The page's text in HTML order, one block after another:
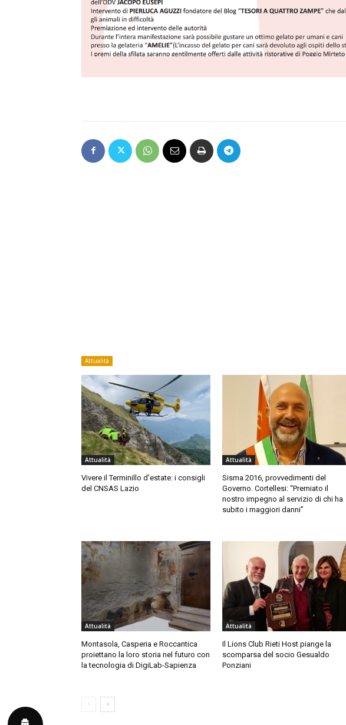
Attualità
Attualità
Vivere il Terminillo d’estate: i consigli
del CNSAS Lazio
Attualità
Sisma 2016, provvedimenti del
Governo. Cortellesi: “Premiato il
nostro impegno al servizio di chi ha
subito i maggiori danni”
Attualità
Montasola, Casperia e Roccantica
proiettano la loro storia nel futuro con
la tecnologia di DigiLab-Sapienza
Attualità
Il Lions Club Rieti Host piange la
scomparsa del socio Gesualdo
Ponziani